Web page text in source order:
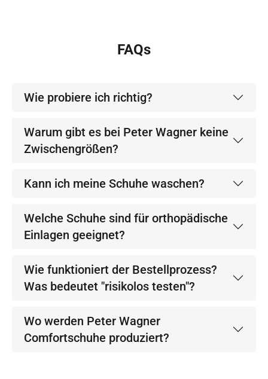
FAQs
Wie probiere ich richtig?
Warum gibt es bei Peter Wagner keine
Zwischengrößen?
Kann ich meine Schuhe waschen?
Welche Schuhe sind für orthopädische
Einlagen geeignet?
Wie funktioniert der Bestellprozess?
Was bedeutet "risikolos testen"?
Wo werden Peter Wagner
Comfortschuhe produziert?